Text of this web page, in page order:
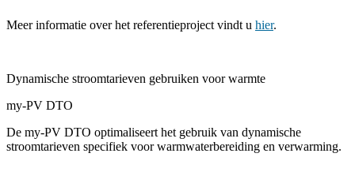
Meer informatie over het referentieproject vindt u hier.
Dynamische stroomtarieven gebruiken voor warmte
my-PV DTO
De my-PV DTO optimaliseert het gebruik van dynamische
stroomtarieven specifiek voor warmwaterbereiding en verwarming.